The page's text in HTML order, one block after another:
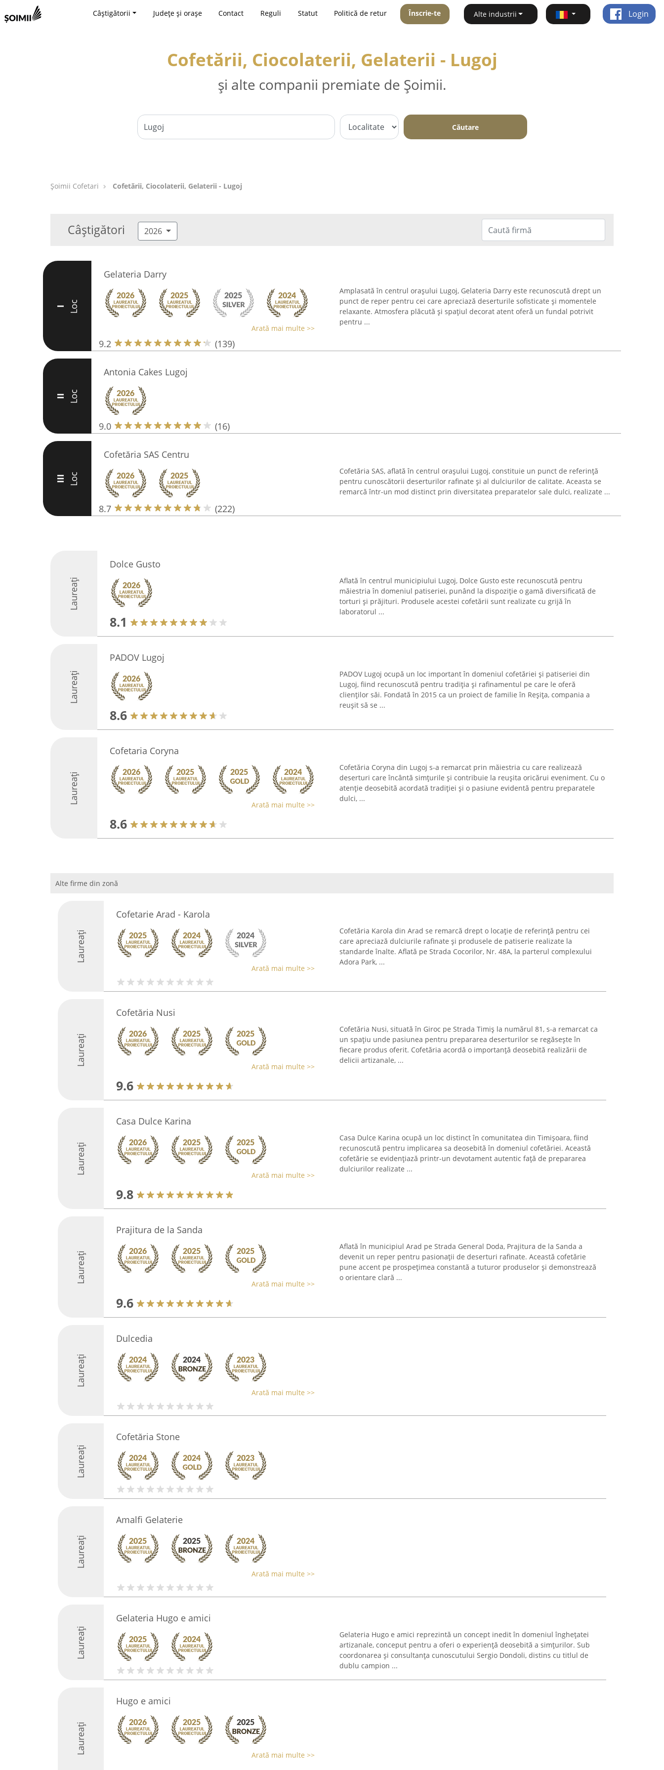
Câștigătorii Județe și orașe Contact Reguli Statut Politică de retur Înscrie-te Alte industrii Login
Cofetării, Ciocolaterii, Gelaterii - Lugoj
și alte companii premiate de Șoimii.
Căutare
Șoimii Cofetari Cofetării, Ciocolaterii, Gelaterii - Lugoj
Câștigători 2026
I Loc
Gelateria Darry
Arată mai multe >>
9.2 (139)
Amplasată în centrul orașului Lugoj, Gelateria Darry este recunoscută drept un
punct de reper pentru cei care apreciază deserturile sofisticate și momentele
relaxante. Atmosfera plăcută și spațiul decorat atent oferă un fundal potrivit
pentru ...
II Loc
Antonia Cakes Lugoj
9.0 (16)
III Loc
Cofetăria SAS Centru
8.7 (222)
Cofetăria SAS, aflată în centrul orașului Lugoj, constituie un punct de referință
pentru cunoscătorii deserturilor rafinate și al dulciurilor de calitate. Aceasta se
remarcă într-un mod distinct prin diversitatea preparatelor sale dulci, realizate ...
Laureați
Dolce Gusto
8.1
Aflată în centrul municipiului Lugoj, Dolce Gusto este recunoscută pentru
măiestria în domeniul patiseriei, punând la dispoziție o gamă diversificată de
torturi și prăjituri. Produsele acestei cofetării sunt realizate cu grijă în
laboratorul ...
Laureați
PADOV Lugoj
8.6
PADOV Lugoj ocupă un loc important în domeniul cofetăriei și patiseriei din
Lugoj, fiind recunoscută pentru tradiția și rafinamentul pe care le oferă
clienților săi. Fondată în 2015 ca un proiect de familie în Reșița, compania a
reușit să se ...
Laureați
Cofetaria Coryna
Arată mai multe >>
8.6
Cofetăria Coryna din Lugoj s-a remarcat prin măiestria cu care realizează
deserturi care încântă simțurile și contribuie la reușita oricărui eveniment. Cu o
atenție deosebită acordată tradiției și o pasiune evidentă pentru preparatele
dulci, ...
Alte firme din zonă
Laureați
Cofetarie Arad - Karola
Arată mai multe >>
Cofetăria Karola din Arad se remarcă drept o locație de referință pentru cei
care apreciază dulciurile rafinate și produsele de patiserie realizate la
standarde înalte. Aflată pe Strada Cocorilor, Nr. 48A, la parterul complexului
Adora Park, ...
Laureați
Cofetăria Nusi
Arată mai multe >>
9.6
Cofetăria Nusi, situată în Giroc pe Strada Timiș la numărul 81, s-a remarcat ca
un spațiu unde pasiunea pentru prepararea deserturilor se regăsește în
fiecare produs oferit. Cofetăria acordă o importanță deosebită realizării de
delicii artizanale, ...
Laureați
Casa Dulce Karina
Arată mai multe >>
9.8
Casa Dulce Karina ocupă un loc distinct în comunitatea din Timișoara, fiind
recunoscută pentru implicarea sa deosebită în domeniul cofetăriei. Această
cofetărie se evidențiază printr-un devotament autentic față de prepararea
dulciurilor realizate ...
Laureați
Prajitura de la Sanda
Arată mai multe >>
9.6
Aflată în municipiul Arad pe Strada General Doda, Prajitura de la Sanda a
devenit un reper pentru pasionații de deserturi rafinate. Această cofetărie
pune accent pe prospețimea constantă a tuturor produselor și demonstrează
o orientare clară ...
Laureați
Dulcedia
Arată mai multe >>
Laureați
Cofetăria Stone
Laureați
Amalfi Gelaterie
Arată mai multe >>
Laureați
Gelateria Hugo e amici
Gelateria Hugo e amici reprezintă un concept inedit în domeniul înghețatei
artizanale, conceput pentru a oferi o experiență deosebită a simțurilor. Sub
coordonarea și consultanța cunoscutului Sergio Dondoli, distins cu titlul de
dublu campion ...
Laureați
Hugo e amici
Arată mai multe >>